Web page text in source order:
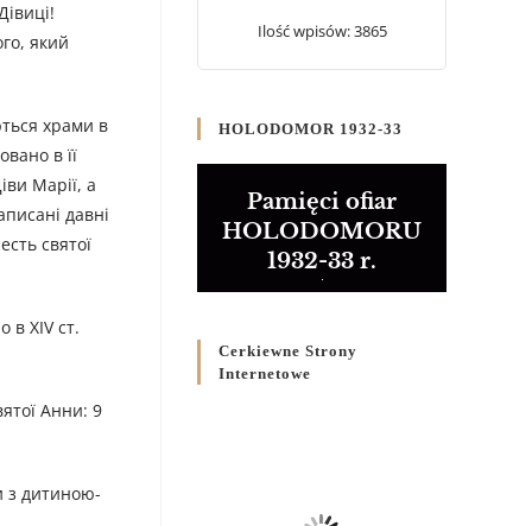
який
храми в
в її
Марії, а
давні
святої
в XIV ст.
Анни: 9
з дитиною-
Булла проголошення
Розпорядження
Преосвященнішого Владики
Кир Володимира Р. Ющака
про вживання друкованих
книг на публічних
богослужіннях
Ilość wpisów: 3865
HOLODOMOR 1932-33
Pamięci ofiar
HOLODOMORU
1932-33 r.
Cerkiewne Strony
Internetowe